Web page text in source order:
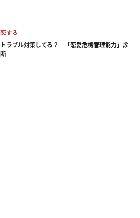
恋する
トラブル対策してる？ 「恋愛危機管理能力」診
断